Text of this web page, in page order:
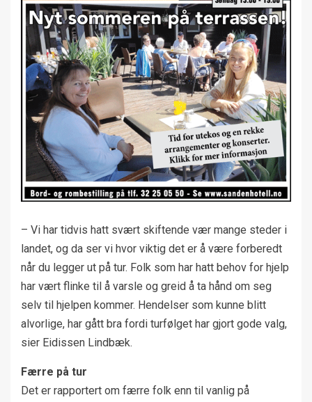
– Vi har tidvis hatt svært skiftende vær mange steder i
landet, og da ser vi hvor viktig det er å være forberedt
når du legger ut på tur. Folk som har hatt behov for hjelp
har vært flinke til å varsle og greid å ta hånd om seg
selv til hjelpen kommer. Hendelser som kunne blitt
alvorlige, har gått bra fordi turfølget har gjort gode valg,
sier Eidissen Lindbæk.
Færre på tur
Det er rapportert om færre folk enn til vanlig på